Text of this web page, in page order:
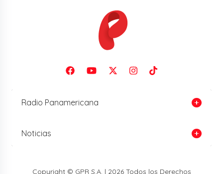
Radio Panamericana
Noticias
Copyright © GPR S.A. | 2026 Todos los Derechos